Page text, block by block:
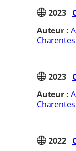
2023
Auteur :
2023
Auteur :
2022